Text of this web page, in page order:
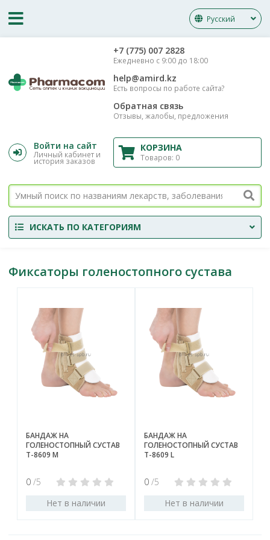
Русский
‎+7 (775) 007 2828
Ежедневно с 9:00 до 18:00
help@amird.kz
Есть вопросы по работе сайта?
Обратная связь
Отзывы, жалобы, предложения
Войти на сайт
Личный кабинет и
история заказов
КОРЗИНА
Товаров: 0
ИСКАТЬ ПО КАТЕГОРИЯМ
Фиксаторы голеностопного сустава
БАНДАЖ НА
ГОЛЕНОСТОПНЫЙ СУСТАВ
Т-8609 М
0 /5
Нет в наличии
БАНДАЖ НА
ГОЛЕНОСТОПНЫЙ СУСТАВ
Т-8609 L
0 /5
Нет в наличии